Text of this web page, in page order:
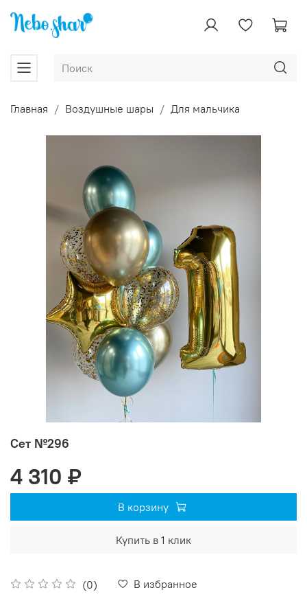
Главная Воздушные шары Для мальчика
Сет №296
(0) В избранное
4 310 ₽
В корзину
Купить в 1 клик